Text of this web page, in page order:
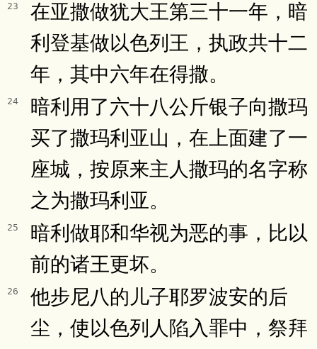
23
在亚撒做犹大王第三十一年，暗
利登基做以色列王，执政共十二
年，其中六年在得撒。
24
暗利用了六十八公斤银子向撒玛
买了撒玛利亚山，在上面建了一
座城，按原来主人撒玛的名字称
之为撒玛利亚。
25
暗利做耶和华视为恶的事，比以
前的诸王更坏。
26
他步尼八的儿子耶罗波安的后
尘，使以色列人陷入罪中，祭拜